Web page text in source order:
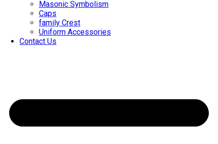
Masonic Symbolism
Caps
family Crest
Uniform Accessories
Contact Us